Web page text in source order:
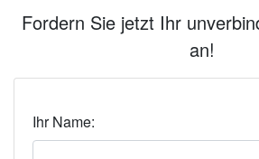
Fordern Sie jetzt Ihr
an!
Ihr Name: